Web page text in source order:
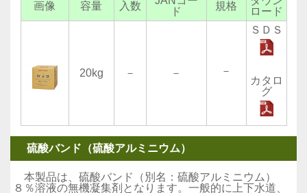
画像 容量 入数
ド
規格
ロード
20kg － － －
ＳＤＳ
カタロ
グ
硫酸バンド（硫酸アルミニウム）
本製品は、硫酸バンド（別名：硫酸アルミニウム）
８％溶液の無機凝集剤となります。一般的に上下水道、